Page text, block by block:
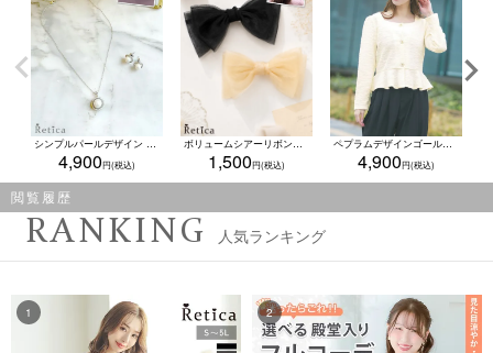
シンプルパールデザイン ネックレス×ピアス アクセサリー2点set
4,900
ボリュームシアーリボンバレッタ(ベージュ/ブラック)
1,500
ペプラムデザインゴールドボタン長袖ボレロ (Mサイズ)
4,900
閲覧履歴
RANKING 人気ランキング